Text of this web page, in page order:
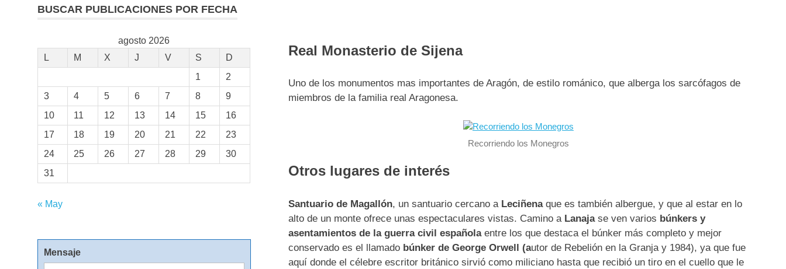
Real Monasterio de Sijena
Uno de los monumentos mas importantes de Aragón, de estilo románico, que alberga los sarcófagos de
miembros de la familia real Aragonesa.
Recorriendo los Monegros
Otros lugares de interés
Santuario de Magallón, un santuario cercano a Leciñena que es también albergue, y que al estar en lo
alto de un monte ofrece unas espectaculares vistas. Camino a Lanaja se ven varios búnkers y
asentamientos de la guerra civil española entre los que destaca el búnker más completo y mejor
conservado es el llamado búnker de George Orwell (autor de Rebelión en la Granja y 1984), ya que fue
aquí donde el célebre escritor británico sirvió como miliciano hasta que recibió un tiro en el cuello que le
BUSCAR PUBLICACIONES POR FECHA
agosto 2026
L
M X J V S
D
1
2
3
4 5 6 7 8
9
10
11 12 13 14 15
16
17
18 19 20 21 22
23
24
25 26 27 28 29
30
31
« May
Mensaje